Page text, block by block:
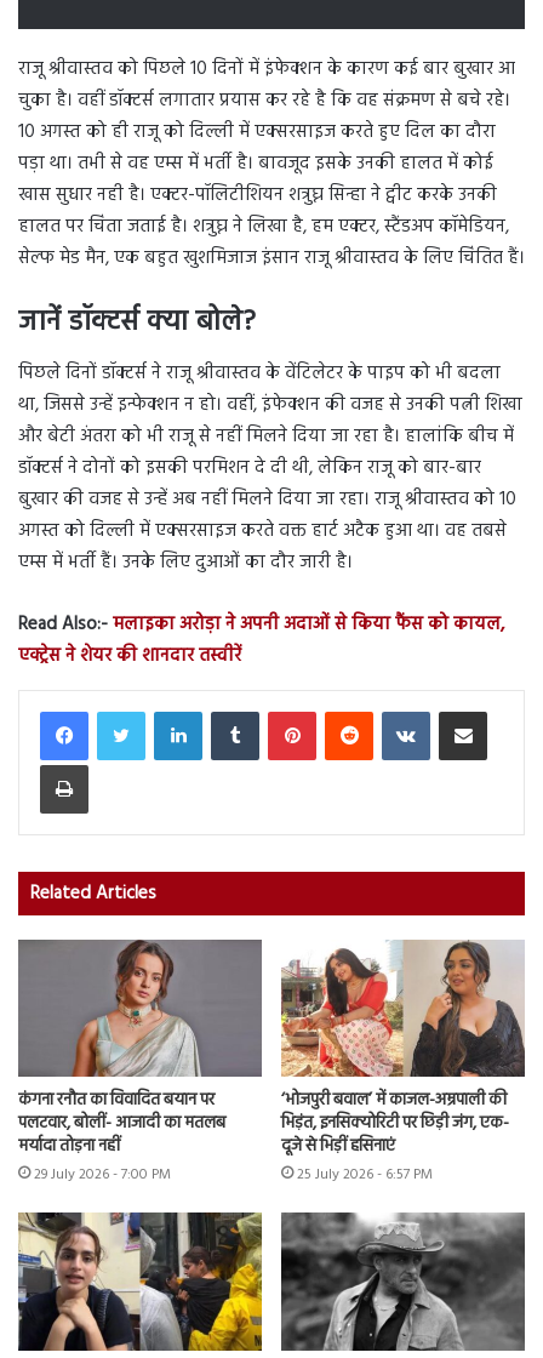
राजू श्रीवास्तव को पिछले 10 दिनों में इंफेक्शन के कारण कई बार बुखार आ
चुका है। वहीं डॉक्टर्स लगातार प्रयास कर रहे है कि वह संक्रमण से बचे रहे।
10 अगस्त को ही राजू को दिल्ली में एक्सरसाइज करते हुए दिल का दौरा
पड़ा था। तभी से वह एम्स में भर्ती है। बावजूद इसके उनकी हालत में कोई
खास सुधार नही है। एक्टर-पॉलिटीशियन शत्रुघ्न सिन्हा ने ट्वीट करके उनकी
हालत पर चिंता जताई है। शत्रुघ्न ने लिखा है, हम एक्टर, स्टैंडअप कॉमेडियन,
सेल्फ मेड मैन, एक बहुत खुशमिजाज इंसान राजू श्रीवास्तव के लिए चिंतित हैं।
जानें डॉक्टर्स क्या बोले?
पिछले दिनों डॉक्टर्स ने राजू श्रीवास्तव के वेंटिलेटर के पाइप को भी बदला
था, जिससे उन्हें इन्फेक्शन न हो। वहीं, इंफेक्शन की वजह से उनकी पत्नी शिखा
और बेटी अंतरा को भी राजू से नहीं मिलने दिया जा रहा है। हालांकि बीच में
डॉक्टर्स ने दोनों को इसकी परमिशन दे दी थी, लेकिन राजू को बार-बार
बुखार की वजह से उन्हें अब नहीं मिलने दिया जा रहा। राजू श्रीवास्तव को 10
अगस्त को दिल्ली में एक्सरसाइज करते वक्त हार्ट अटैक हुआ था। वह तबसे
एम्स में भर्ती हैं। उनके लिए दुआओं का दौर जारी है।
Read Also:-मलाइका अरोड़ा ने अपनी अदाओं से किया फैंस को कायल,
एक्ट्रेस ने शेयर की शानदार तस्वीरें
LinkedInTumblr PinterestReddit VKontakteShare via Email
Print
Related Articles
कंगना रनौत का विवादित बयान पर
पलटवार, बोलीं- आजादी का मतलब
मर्यादा तोड़ना नहीं
29 July 2026 - 7:00 PM
‘भोजपुरी बवाल’ में काजल-अम्रपाली की
भिड़ंत, इनसिक्योरिटी पर छिड़ी जंग, एक-
दूजे से भिड़ीं हसिनाएं
25 July 2026 - 6:57 PM